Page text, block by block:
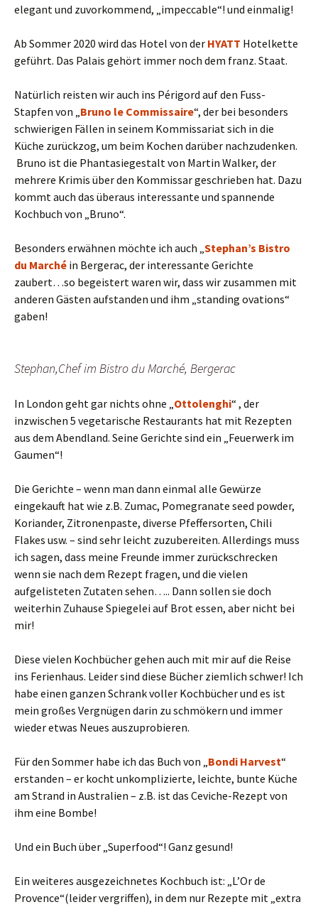
elegant und zuvorkommend, „impeccable“! und einmalig!
Ab Sommer 2020 wird das Hotel von der HYATT Hotelkette
geführt. Das Palais gehört immer noch dem franz. Staat.
Natürlich reisten wir auch ins Périgord auf den Fuss-
Stapfen von „Bruno le Commissaire“, der bei besonders
schwierigen Fällen in seinem Kommissariat sich in die
Küche zurückzog, um beim Kochen darüber nachzudenken.
Bruno ist die Phantasiegestalt von Martin Walker, der
mehrere Krimis über den Kommissar geschrieben hat. Dazu
kommt auch das überaus interessante und spannende
Kochbuch von „Bruno“.
Besonders erwähnen möchte ich auch „Stephan’s Bistro
du Marché in Bergerac, der interessante Gerichte
zaubert…so begeistert waren wir, dass wir zusammen mit
anderen Gästen aufstanden und ihm „standing ovations“
gaben!
Stephan,Chef im Bistro du Marché, Bergerac
In London geht gar nichts ohne „Ottolenghi“ , der
inzwischen 5 vegetarische Restaurants hat mit Rezepten
aus dem Abendland. Seine Gerichte sind ein „Feuerwerk im
Gaumen“!
Die Gerichte – wenn man dann einmal alle Gewürze
eingekauft hat wie z.B. Zumac, Pomegranate seed powder,
Koriander, Zitronenpaste, diverse Pfeffersorten, Chili
Flakes usw. – sind sehr leicht zuzubereiten. Allerdings muss
ich sagen, dass meine Freunde immer zurückschrecken
wenn sie nach dem Rezept fragen, und die vielen
aufgelisteten Zutaten sehen….. Dann sollen sie doch
weiterhin Zuhause Spiegelei auf Brot essen, aber nicht bei
mir!
Diese vielen Kochbücher gehen auch mit mir auf die Reise
ins Ferienhaus. Leider sind diese Bücher ziemlich schwer! Ich
habe einen ganzen Schrank voller Kochbücher und es ist
mein großes Vergnügen darin zu schmökern und immer
wieder etwas Neues auszuprobieren.
Für den Sommer habe ich das Buch von „Bondi Harvest“
erstanden – er kocht unkomplizierte, leichte, bunte Küche
am Strand in Australien – z.B. ist das Ceviche-Rezept von
ihm eine Bombe!
Und ein Buch über „Superfood“! Ganz gesund!
Ein weiteres ausgezeichnetes Kochbuch ist: „L’Or de
Provence“(leider vergriffen), in dem nur Rezepte mit „extra